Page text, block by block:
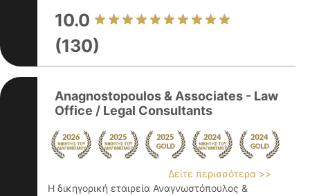
10.0
(130)
Anagnostopoulos & Associates - Law
Office / Legal Consultants
Δείτε περισσότερα >>
Η δικηγορική εταιρεία Αναγνωστόπουλος &